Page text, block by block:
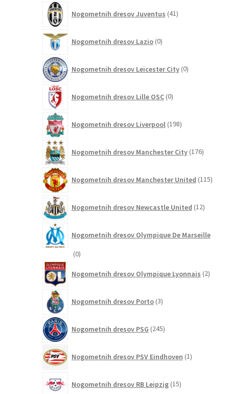
Nogometnih dresov Juventus 41izdelkov
Nogometnih dresov Lazio 0izdelkov
Nogometnih dresov Leicester City 0izdelkov
Nogometnih dresov Lille OSC 0izdelkov
Nogometnih dresov Liverpool 198izdelkov
Nogometnih dresov Manchester City 176izdelkov
Nogometnih dresov Manchester United 115
Nogometnih dresov Newcastle United 12izdelkov
Nogometnih dresov Olympique De Marseille
00
Nogometnih dresov Olympique Lyonnais 2izdelka
Nogometnih dresov Porto 3izdelki
Nogometnih dresov PSG 245izdelkov
Nogometnih dresov PSV Eindhoven 1izdelek
Nogometnih dresov RB Leipzig 15izdelkov